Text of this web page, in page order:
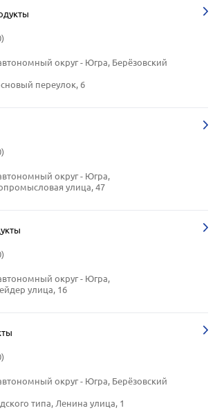
округ - Югра, Берёзовский
переулок, 6
округ - Югра,
улица, 47
округ - Югра,
улица, 16
округ - Югра, Берёзовский
типа, Ленина улица, 1